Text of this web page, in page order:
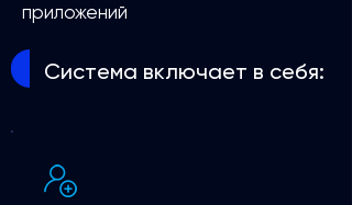
приложений
Система включает в себя: